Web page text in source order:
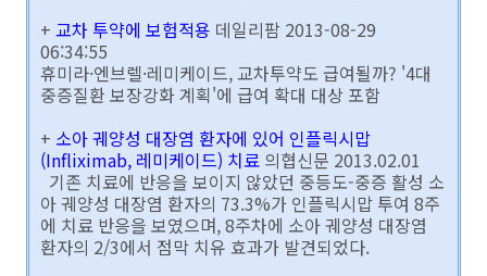
+ 교차 투약에 보험적용 데일리팜 2013-08-29
06:34:55
휴미라·엔브렐·레미케이드, 교차투약도 급여될까? '4대
중증질환 보장강화 계획'에 급여 확대 대상 포함
+ 소아 궤양성 대장염 환자에 있어 인플릭시맙
(Infliximab, 레미케이드) 치료 의협신문 2013.02.01
기존 치료에 반응을 보이지 않았던 중등도-중증 활성 소
아 궤양성 대장염 환자의 73.3%가 인플릭시맙 투여 8주
에 치료 반응을 보였으며, 8주차에 소아 궤양성 대장염
환자의 2/3에서 점막 치유 효과가 발견되었다.